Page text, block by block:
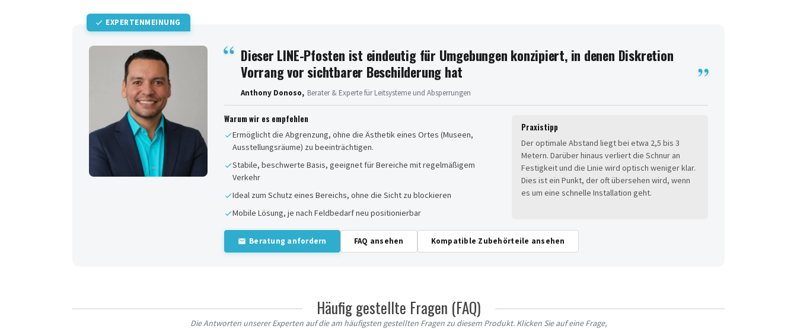
EXPERTENMEINUNG
Dieser LINE-Pfosten ist eindeutig für Umgebungen konzipiert, in denen Diskretion
Vorrang vor sichtbarer Beschilderung hat
Anthony Donoso, Berater & Experte für Leitsysteme und Absperrungen
Warum wir es empfehlen
Ermöglicht die Abgrenzung, ohne die Ästhetik eines Ortes (Museen,
Ausstellungsräume) zu beeinträchtigen.
Stabile, beschwerte Basis, geeignet für Bereiche mit regelmäßigem
Verkehr
Ideal zum Schutz eines Bereichs, ohne die Sicht zu blockieren
Mobile Lösung, je nach Feldbedarf neu positionierbar
Praxistipp
Der optimale Abstand liegt bei etwa 2,5 bis 3
Metern. Darüber hinaus verliert die Schnur an
Festigkeit und die Linie wird optisch weniger klar.
Dies ist ein Punkt, der oft übersehen wird, wenn
es um eine schnelle Installation geht.
Beratung anfordern FAQ ansehen Kompatible Zubehörteile ansehen
Häufig gestellte Fragen (FAQ)
Die Antworten unserer Experten auf die am häufigsten gestellten Fragen zu diesem Produkt. Klicken Sie auf eine Frage,